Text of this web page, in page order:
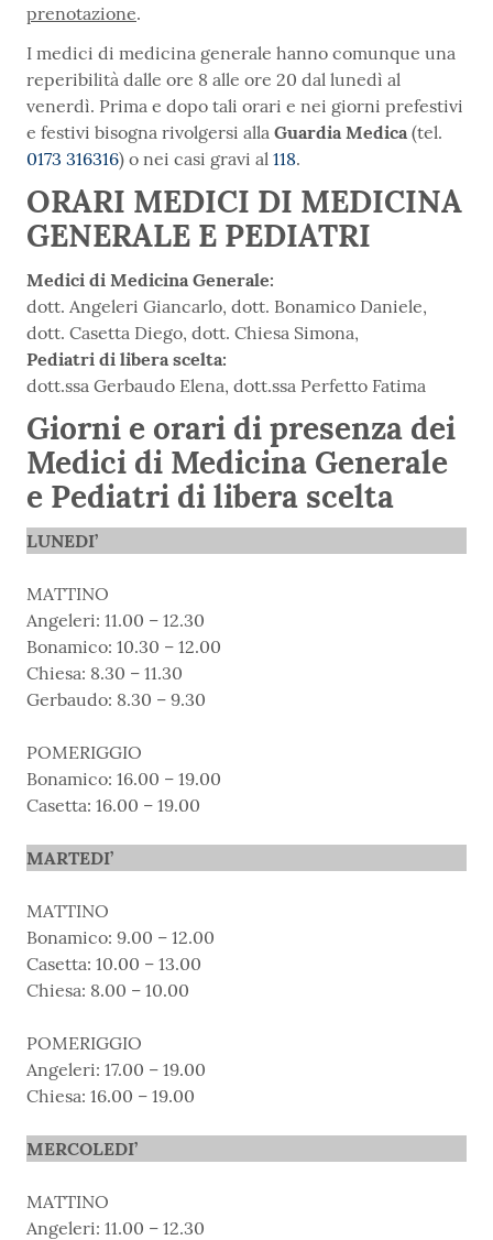
prenotazione.
I medici di medicina generale hanno comunque una
reperibilità dalle ore 8 alle ore 20 dal lunedì al
venerdì. Prima e dopo tali orari e nei giorni prefestivi
e festivi bisogna rivolgersi alla Guardia Medica (tel.
0173 316316) o nei casi gravi al 118.
ORARI MEDICI DI MEDICINA
GENERALE E PEDIATRI
Medici di Medicina Generale:
dott. Angeleri Giancarlo, dott. Bonamico Daniele,
dott. Casetta Diego, dott. Chiesa Simona,
Pediatri di libera scelta:
dott.ssa Gerbaudo Elena, dott.ssa Perfetto Fatima
Giorni e orari di presenza dei
Medici di Medicina Generale
e Pediatri di libera scelta
LUNEDI’
MATTINO
Angeleri: 11.00 – 12.30
Bonamico: 10.30 – 12.00
Chiesa: 8.30 – 11.30
Gerbaudo: 8.30 – 9.30
POMERIGGIO
Bonamico: 16.00 – 19.00
Casetta: 16.00 – 19.00
MARTEDI’
MATTINO
Bonamico: 9.00 – 12.00
Casetta: 10.00 – 13.00
Chiesa: 8.00 – 10.00
POMERIGGIO
Angeleri: 17.00 – 19.00
Chiesa: 16.00 – 19.00
MERCOLEDI’
MATTINO
Angeleri: 11.00 – 12.30